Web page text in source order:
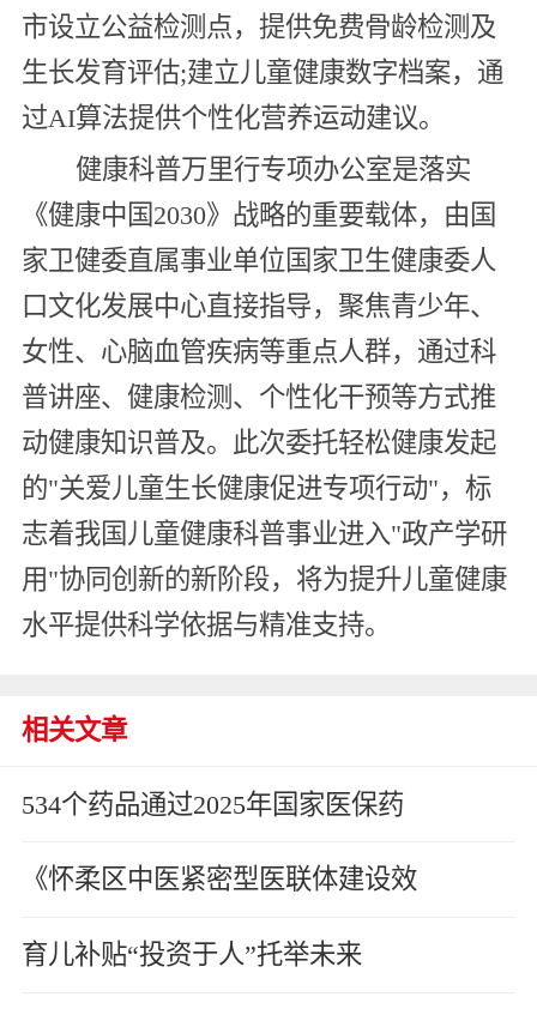
市设立公益检测点，提供免费骨龄检测及
生长发育评估;建立儿童健康数字档案，通
过AI算法提供个性化营养运动建议。
健康科普万里行专项办公室是落实
《健康中国2030》战略的重要载体，由国
家卫健委直属事业单位国家卫生健康委人
口文化发展中心直接指导，聚焦青少年、
女性、心脑血管疾病等重点人群，通过科
普讲座、健康检测、个性化干预等方式推
动健康知识普及。此次委托轻松健康发起
的"关爱儿童生长健康促进专项行动"，标
志着我国儿童健康科普事业进入"政产学研
用"协同创新的新阶段，将为提升儿童健康
水平提供科学依据与精准支持。
相关文章
534个药品通过2025年国家医保药
《怀柔区中医紧密型医联体建设效
育儿补贴“投资于人”托举未来